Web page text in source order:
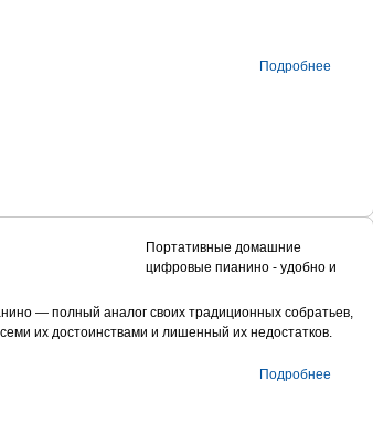
Подробнее
Портативные домашние
цифровые пианино - удобно и
— полный аналог своих традиционных собратьев,
их достоинствами и лишенный их недостатков.
Подробнее